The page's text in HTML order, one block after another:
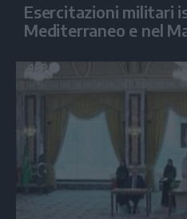
Esercitazioni militari
Mediterraneo e nel